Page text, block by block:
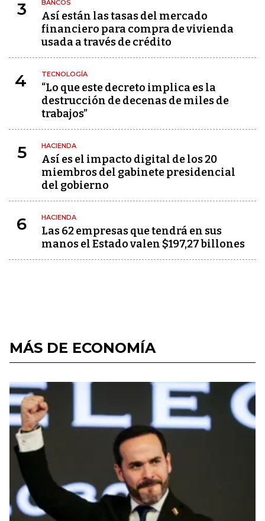
3 BANCOS
Así están las tasas del mercado
financiero para compra de vivienda
usada a través de crédito
4 TECNOLOGÍA
“Lo que este decreto implica es la
destrucción de decenas de miles de
trabajos”
5 HACIENDA
Así es el impacto digital de los 20
miembros del gabinete presidencial
del gobierno
6 HACIENDA
Las 62 empresas que tendrá en sus
manos el Estado valen $197,27 billones
MÁS DE ECONOMÍA